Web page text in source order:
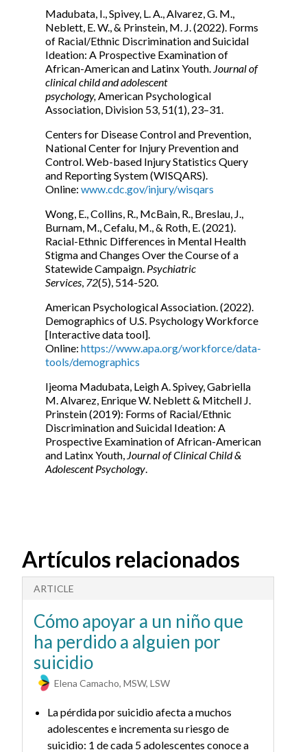
Madubata, I., Spivey, L. A., Alvarez, G. M.,
Neblett, E. W., & Prinstein, M. J. (2022). Forms
of Racial/Ethnic Discrimination and Suicidal
Ideation: A Prospective Examination of
African-American and Latinx Youth. Journal of
clinical child and adolescent
psychology,American Psychological
Association, Division 53, 51(1), 23–31.
Centers for Disease Control and Prevention,
National Center for Injury Prevention and
Control. Web-based Injury Statistics Query
and Reporting System (WISQARS).
Online: www.cdc.gov/injury/wisqars
Wong, E., Collins, R., McBain, R., Breslau, J.,
Burnam, M., Cefalu, M., & Roth, E. (2021).
Racial-Ethnic Differences in Mental Health
Stigma and Changes Over the Course of a
Statewide Campaign. Psychiatric
Services, 72(5), 514-520.
American Psychological Association. (2022).
Demographics of U.S. Psychology Workforce
[Interactive data tool].
Online: https://www.apa.org/workforce/data-
tools/demographics
Ijeoma Madubata, Leigh A. Spivey, Gabriella
M. Alvarez, Enrique W. Neblett & Mitchell J.
Prinstein (2019): Forms of Racial/Ethnic
Discrimination and Suicidal Ideation: A
Prospective Examination of African-American
and Latinx Youth, Journal of Clinical Child &
Adolescent Psychology.
Artículos relacionados
ARTICLE
Cómo apoyar a un niño que
ha perdido a alguien por
suicidio
Elena Camacho, MSW, LSW
La pérdida por suicidio afecta a muchos
adolescentes e incrementa su riesgo de
suicidio: 1 de cada 5 adolescentes conoce a